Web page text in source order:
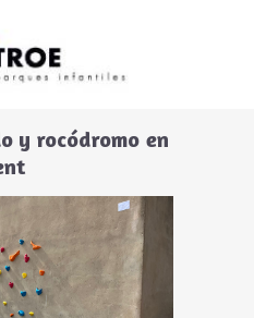
y rocódromo en